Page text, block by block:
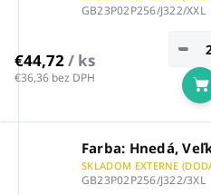
GB23P02P256/J322/XXL
€44,72/ ks
€36,36 bez DPH
−
Farba: Hnedá,
SKLADOM EXTERNE
GB23P02P256/J322/3XL